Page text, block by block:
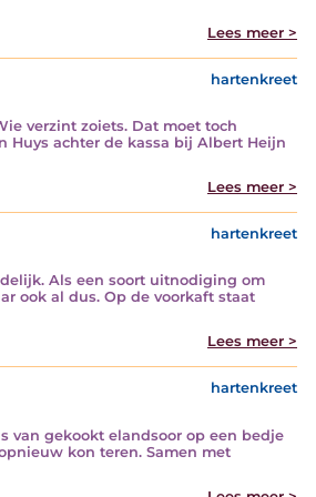
Lees meer >
hartenkreet
verzint zoiets. Dat moet toch
achter de kassa bij Albert Heijn
Lees meer >
hartenkreet
Als een soort uitnodiging om
ook al dus. Op de voorkaft staat
Lees meer >
hartenkreet
van gekookt elandsoor op een bedje
kon teren. Samen met